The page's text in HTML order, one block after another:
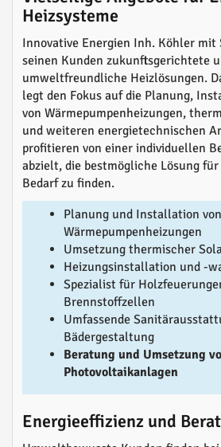
Heizsysteme
Innovative Energien Inh. Köhler
seinen Kunden zukunftsgerichtete
umweltfreundliche Heizlösungen.
legt den Fokus auf die Planung,
von Wärmepumpenheizungen,
und weiteren energietechnischen
profitieren von einer individuellen
abzielt, die bestmögliche Lösung
Bedarf zu finden.
Planung und Installation von
Wärmepumpenheizungen
Umsetzung thermischer
Heizungsinstallation und -
Spezialist für
Brennstoffzellen
Umfassende
Bädergestaltung
Beratung und Umsetzung
Photovoltaikanlagen
Energieeffizienz und